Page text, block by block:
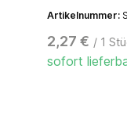
gängigen
(2/5/10/20 ml)
Artikelnummer:
2,27 € / 1
sofort